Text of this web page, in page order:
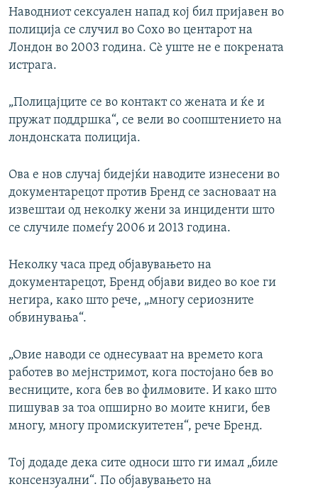
Наводниот сексуален напад кој бил пријавен во
полиција се случил во Сохо во центарот на
Лондон во 2003 година. Сè уште не е покрената
истрага.
„Полицајците се во контакт со жената и ќе и
пружат поддршка“, се вели во соопштението на
лондонската полиција.
Ова е нов случај бидејќи наводите изнесени во
документарецот против Бренд се засноваат на
извештаи од неколку жени за инциденти што
се случиле помеѓу 2006 и 2013 година.
Неколку часа пред објавувањето на
документарецот, Бренд објави видео во кое ги
негира, како што рече, „многу сериозните
обвинувања“.
„Овие наводи се однесуваат на времето кога
работев во мејнстримот, кога постојано бев во
весниците, кога бев во филмовите. И како што
пишував за тоа опширно во моите книги, бев
многу, многу промискуитетен“, рече Бренд.
Тој додаде дека сите односи што ги имал „биле
консензуални“. По објавувањето на